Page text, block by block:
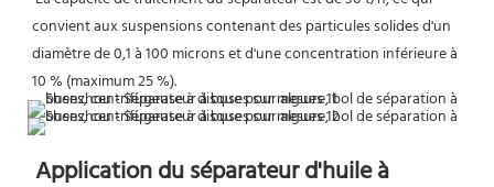
convient aux suspensions contenant des particules solides d'un
diamètre de 0,1 à 100 microns et d'une concentration inférieure à
10 % (maximum 25 %).
Application du séparateur d'huile à